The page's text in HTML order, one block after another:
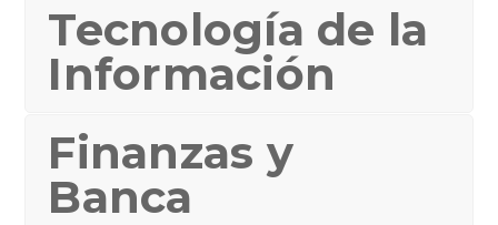
Tecnología de la
Información
Finanzas y
Banca